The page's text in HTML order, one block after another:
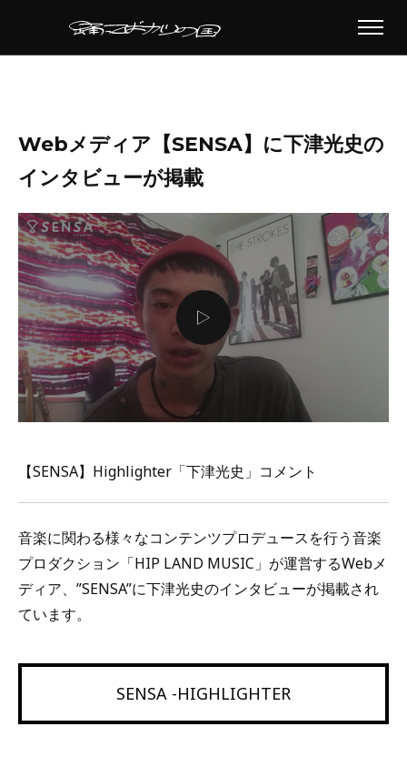
Webメディア【SENSA】に下津光史の
インタビューが掲載
【SENSA】Highlighter「下津光史」コメント
音楽に関わる様々なコンテンツプロデュースを行う音楽
プロダクション「HIP LAND MUSIC」が運営するWebメ
ディア、”SENSA”に下津光史のインタビューが掲載され
ています。
SENSA -HIGHLIGHTER